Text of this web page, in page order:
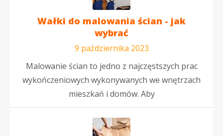
Wałki do malowania ścian - jak
wybrać
9 października 2023
Malowanie ścian to jedno z najczęstszych prac
wykończeniowych wykonywanych we wnętrzach
mieszkań i domów. Aby